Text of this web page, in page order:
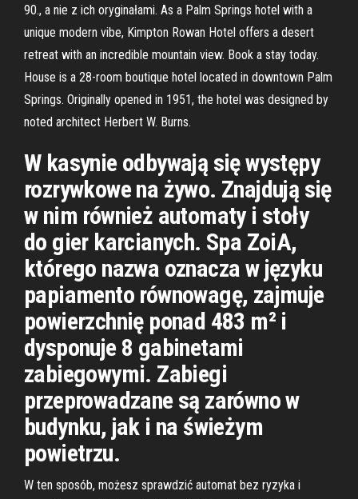
90., a nie z ich oryginałami. As a Palm Springs hotel with a
unique modern vibe, Kimpton Rowan Hotel offers a desert
retreat with an incredible mountain view. Book a stay today.
House is a 28-room boutique hotel located in downtown Palm
Springs. Originally opened in 1951, the hotel was designed by
noted architect Herbert W. Burns.
W kasynie odbywają się występy
rozrywkowe na żywo. Znajdują się
w nim również automaty i stoły
do gier karcianych. Spa ZoiA,
którego nazwa oznacza w języku
papiamento równowagę, zajmuje
powierzchnię ponad 483 m² i
dysponuje 8 gabinetami
zabiegowymi. Zabiegi
przeprowadzane są zarówno w
budynku, jak i na świeżym
powietrzu.
W ten sposób, możesz sprawdzić automat bez ryzyka i